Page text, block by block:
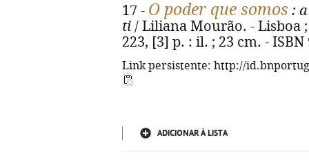
17 - O poder que somos :
ti / Liliana Mourão. - Lisboa
223, [3] p. : il. ; 23 cm. - ISBN
Link persistente: http://
ADICIONAR À LISTA